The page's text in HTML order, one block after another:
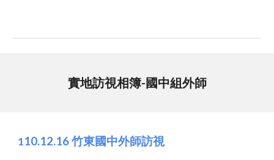
實地訪視相簿-國中組外師
110.12.16 竹東國中外師訪視